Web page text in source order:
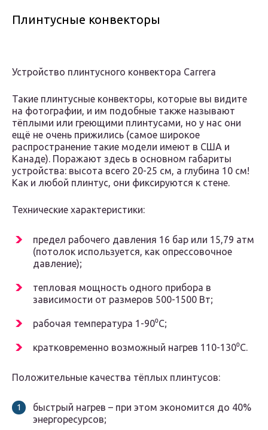
Плинтусные конвекторы
Устройство плинтусного конвектора Carrera
Такие плинтусные конвекторы, которые вы видите
на фотографии, и им подобные также называют
тёплыми или греющими плинтусами, но у нас они
ещё не очень прижились (самое широкое
распространение такие модели имеют в США и
Канаде). Поражают здесь в основном габариты
устройства: высота всего 20-25 см, а глубина 10 см!
Как и любой плинтус, они фиксируются к стене.
Технические характеристики:
предел рабочего давления 16 бар или 15,79 атм
(потолок используется, как опрессовочное
давление);
тепловая мощность одного прибора в
зависимости от размеров 500-1500 Вт;
рабочая температура 1-90⁰C;
кратковременно возможный нагрев 110-130⁰C.
Положительные качества тёплых плинтусов:
быстрый нагрев – при этом экономится до 40%
энергоресурсов;